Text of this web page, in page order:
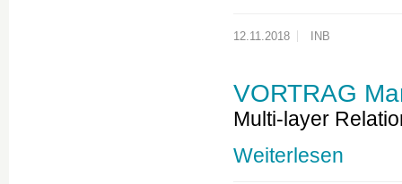
12.11.2018 INB
VORTRAG
Multi-layer
Weiterlesen